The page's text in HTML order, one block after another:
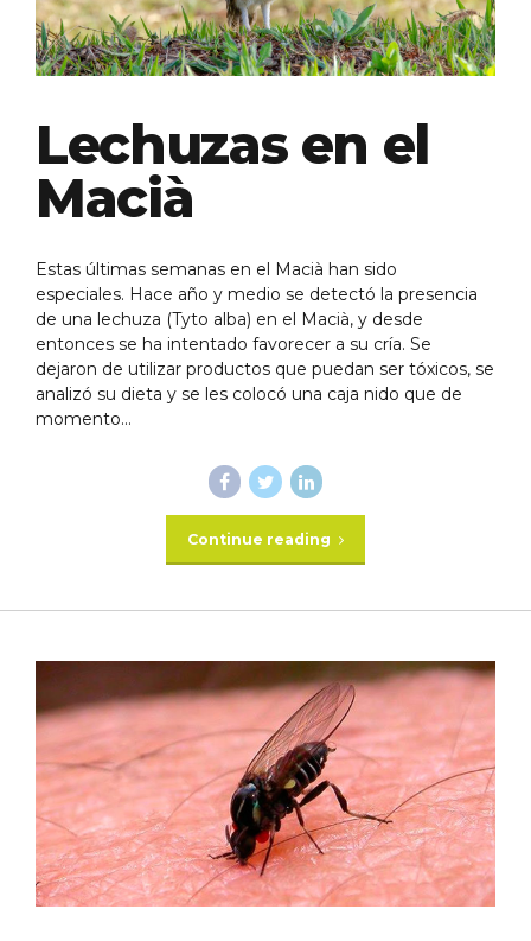
Lechuzas en el
Macià
Estas últimas semanas en el Macià han sido
especiales. Hace año y medio se detectó la presencia
de una lechuza (Tyto alba) en el Macià, y desde
entonces se ha intentado favorecer a su cría. Se
dejaron de utilizar productos que puedan ser tóxicos, se
analizó su dieta y se les colocó una caja nido que de
momento...
Continue reading